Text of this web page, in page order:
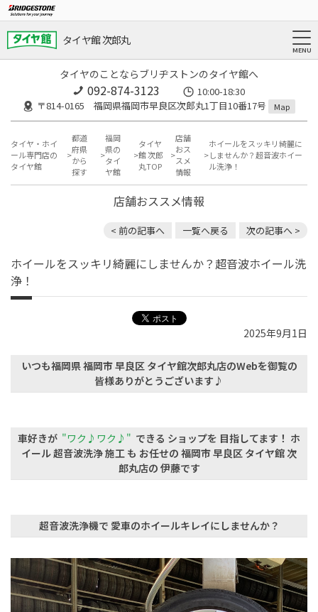
タイヤ館 次郎丸
タイヤのことならブリヂストンのタイヤ館へ
092-874-3123
10:00-18:30
〒814-0165 福岡県福岡市早良区次郎丸1丁目10番17号
Map
タイヤ・ホイ
ール専門店の
タイヤ館
都道
府県
から
探す
福岡
県の
タイ
ヤ館
タイヤ
館 次郎
丸TOP
店舗
おス
スメ
情報
ホイールをスッキリ綺麗に
しませんか？超音波ホイー
ル洗浄！
店舗おススメ情報
< 前の記事へ 一覧へ戻る 次の記事へ >
ホイールをスッキリ綺麗にしませんか？超音波ホイール洗
浄！
2025年9月1日
いつも福岡県 福岡市 早良区 タイヤ館次郎丸店のWebを御覧の
皆様ありがとうございます♪
車好きが "ワク♪ワク♪" できる ショップを 目指してます！ ホ
イール 超音波洗浄 施工 も お任せの 福岡市 早良区 タイヤ館 次
郎丸店の 伊藤です
超音波洗浄機で 愛車のホイールキレイにしませんか？